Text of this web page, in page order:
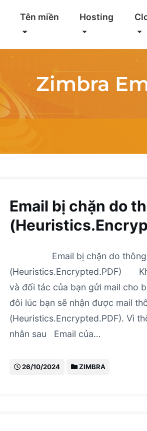
Tên miền Hosting
Zimbra
Email bị chặn do
Email bị chặn do thông
(Heuristics.Encrypted.PDF)
và đối tác của bạn gửi mail cho
đôi lúc bạn sẽ nhận được mail
(Heuristics.Encrypted.PDF). Vì
nhân sau Email của…
26/10/2024 ZIMBRA